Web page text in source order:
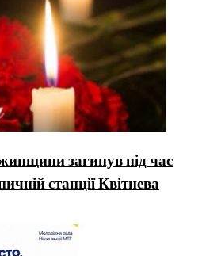
загинув під час
станції Квітнева